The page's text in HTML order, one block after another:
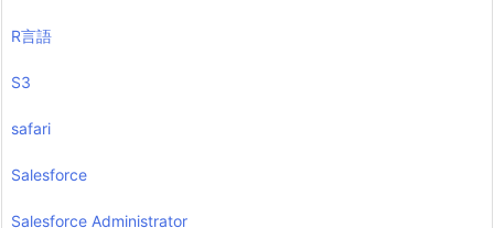
R言語
S3
safari
Salesforce
Salesforce Administrator